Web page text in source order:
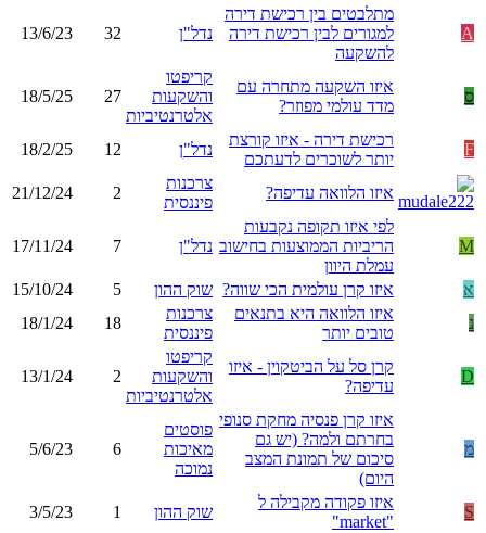
A
מתלבטים בין רכישת דירה
למגורים לבין רכישת דירה
להשקעה
נדל"ן 32
13/6/23
ס
איזו השקעה מתחרה עם
מדד עולמי מפוזר?
קריפטו
והשקעות
אלטרנטיביות
27
18/5/25
F
רכישת דירה - איזו קורצת
יותר לשוכרים לדעתכם
נדל"ן 12
18/2/25
איזו הלוואה עדיפה?
צרכנות
פיננסית
2
21/12/24
M
לפי איזו תקופה נקבעות
הריביות הממוצעות בחישוב
עמלת היוון
נדל"ן 7
17/11/24
א איזו קרן עולמית הכי שווה? שוק ההון 5
15/10/24
נ
איזו הלוואה היא בתנאים
טובים יותר
צרכנות
פיננסית
18
18/1/24
D
קרן סל על הביטקוין - איזו
עדיפה?
קריפטו
והשקעות
אלטרנטיביות
2
13/1/24
מ
איזו קרן פנסיה מחקת סנופי
בחרתם ולמה? (יש גם
סיכום של תמונת המצב
היום)
פוסטים
מאיכות
נמוכה
6
5/6/23
S
איזו פקודה מקבילה ל
"market"
שוק ההון 1
3/5/23